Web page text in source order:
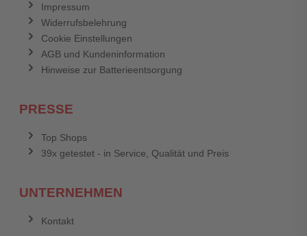
Impressum
Widerrufsbelehrung
Cookie Einstellungen
AGB und Kundeninformation
Hinweise zur Batterieentsorgung
PRESSE
Top Shops
39x getestet - in Service, Qualität und Preis
UNTERNEHMEN
Kontakt